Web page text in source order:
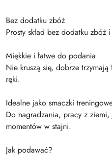
Bez dodatku zbóż
Prosty skład bez dodatku zbóż
Miękkie i łatwe do podania
Nie kruszą się, dobrze
ręki.
Idealne jako smaczki
Do nagradzania, pracy z
momentów w stajni.
Jak podawać?